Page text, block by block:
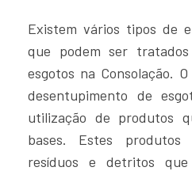
Existem vários tipos de
que podem ser
esgotos na Consolação.
desentupimento de
utilização de produtos
bases. Estes produtos
resíduos e detritos